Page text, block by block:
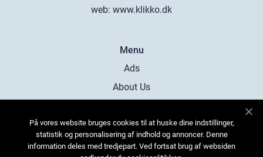
web: www.klikko.dk
Menu
Ads
About Us
Contact
Sitemap
På vores website bruges cookies til at huske dine indstillinger,
statistik og personalisering af indhold og annoncer. Denne
information deles med tredjepart. Ved fortsat brug af websiden